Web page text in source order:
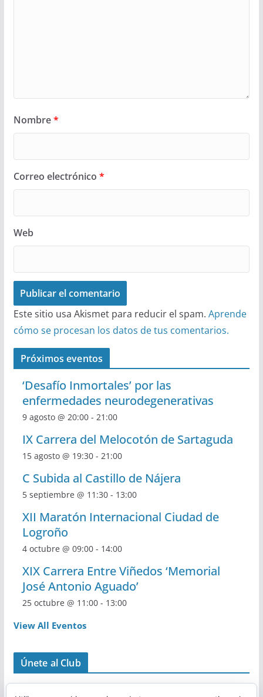
Nombre*
Correo electrónico *
Web
Este sitio usa Akismet para reducir el spam. Aprende
cómo se procesan los datos de tus comentarios.
Próximos eventos
‘Desafío Inmortales’ por las
enfermedades neurodegenerativas
9 agosto @ 20:00- 21:00
IX Carrera del Melocotón de Sartaguda
15 agosto @ 19:30- 21:00
C Subida al Castillo de Nájera
5 septiembre @ 11:30- 13:00
XII Maratón Internacional Ciudad de
Logroño
4 octubre @ 09:00- 14:00
XIX Carrera Entre Viñedos ‘Memorial
José Antonio Aguado’
25 octubre @ 11:00- 13:00
View All Eventos
Únete al Club